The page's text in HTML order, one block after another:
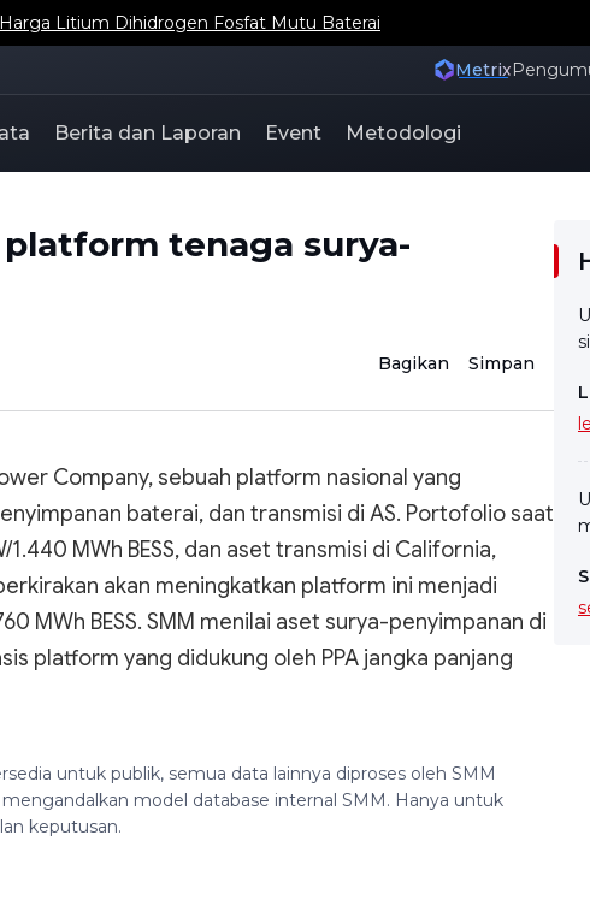
Litium Dihidrogen Fosfat Mutu Baterai
Metrix
Berita dan Laporan Event Metodologi
tenaga surya-
Bagikan Simpan
Company, sebuah platform nasional yang
baterai, dan transmisi di AS. Portofolio saat
MWh BESS, dan aset transmisi di California,
akan meningkatkan platform ini menjadi
MWh BESS. SMM menilai aset surya-penyimpanan di
platform yang didukung oleh PPA jangka panjang
untuk publik, semua data lainnya diproses oleh SMM
model database internal SMM. Hanya untuk
keputusan.